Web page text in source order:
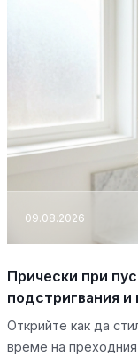
09.08.2026
Прически при
подстригвания
Открийте как да
време на